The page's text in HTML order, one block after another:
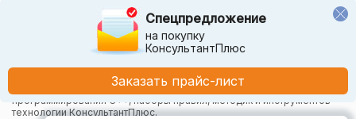
Компания осуществляет также и другие виды деятельности в
области информационных технологий.
Компания в рамках осуществления деятельности в области
информационных технологий (адаптация и модификация Систем
КонсультантПлюс) использует язык программирования Python,
СУБД, относящуюся к классу NoSQL-систем на языке
программирования C++, наборы правил, методик и инструментов
технологии КонсультантПлюс.
Спецпредложение
на покупку
КонсультантПлюс
Заказать прайс-лист